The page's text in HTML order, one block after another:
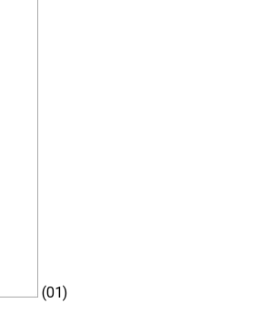
(01)